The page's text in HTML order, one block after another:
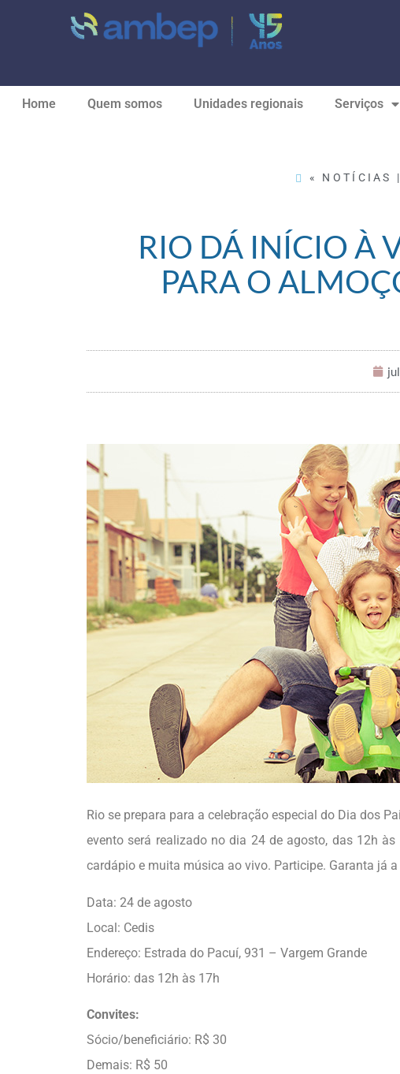
Home Quem somos Unidades regionais Serviços
« NOTÍCIAS
RIO DÁ INÍCIO À
PARA O
Rio se prepara para a celebração especial do Dia dos
evento será realizado no dia 24 de agosto, das 12h
cardápio e muita música ao vivo. Participe. Garanta já
Data: 24 de agosto
Local: Cedis
Endereço: Estrada do Pacuí, 931 – Vargem Grande
Horário: das 12h às 17h
Convites:
Sócio/beneficiário: R$ 30
Demais: R$ 50